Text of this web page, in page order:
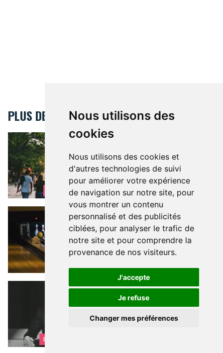
Nous utilisons des
cookies
Nous utilisons des cookies et
d'autres technologies de suivi
pour améliorer votre expérience
de navigation sur notre site, pour
vous montrer un contenu
personnalisé et des publicités
ciblées, pour analyser le trafic de
notre site et pour comprendre la
provenance de nos visiteurs.
J'accepte
Je refuse
Changer mes préférences
PLUS DE BRUSSELSLIFE
BRUXELLES PRATIQUE
rencontres à Bruxelles
Les meilleures façons de faire des rencontres à Bruxelles
partie de bowling ? Strikez les
pistes bruxelloises !
Une partie de bowling ? Strikez les pistes bruxelloises !
DÉCOUVRIR BRUXELLES
Ils chantent Bruxelles
Ils chantent Bruxelles